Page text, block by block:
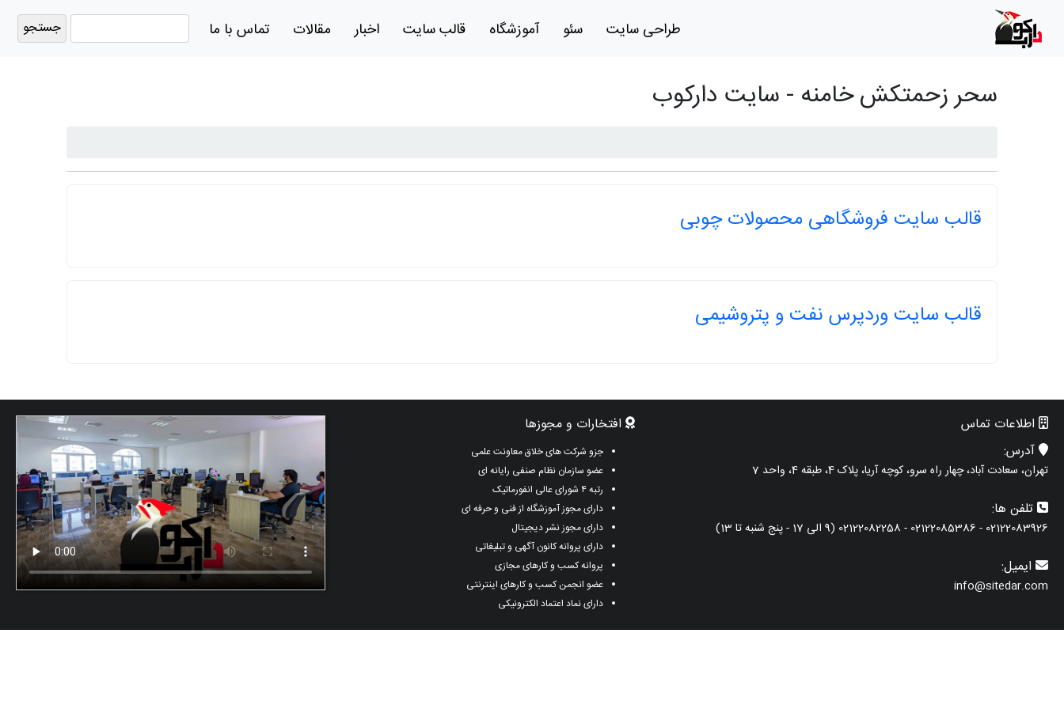
طراحی سایت سئو آموزشگاه قالب سایت اخبار مقالات تماس با ما
سحر زحمتکش خامنه - سایت دارکوب
قالب سایت فروشگاهی محصولات چوبی
قالب سایت وردپرس نفت و پتروشیمی
اطلاعات تماس
آدرس:
تهران، سعادت آباد، چهار راه سرو، کوچه آریا، پلاک 4، طبقه 4، واحد 7
تلفن ها:
02122083926 - 02122085386 - 02122082258 (9 الی 17 - پنج شنبه تا 13)
ایمیل:
info@sitedar.com
افتخارات و مجوزها
جزو شرکت های خلاق معاونت علمی
عضو سازمان نظام صنفی رایانه ای
رتبه ۴ شورای عالی انفورماتیک
دارای مجوز آموزشگاه از فنی و حرفه ای
دارای مجوز نشر دیجیتال
دارای پروانه کانون آگهی و تبلیغاتی
پروانه کسب و کارهای مجازی
عضو انجمن کسب و کارهای اینترنتی
دارای نماد اعتماد الکترونیکی